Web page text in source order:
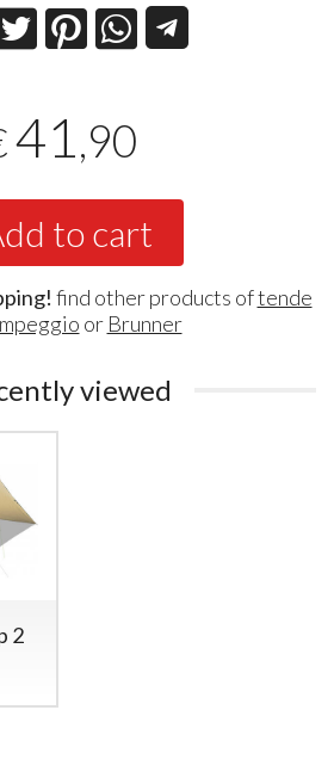
41,90
to cart
find other products oftende
or Brunner
viewed
2